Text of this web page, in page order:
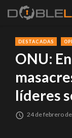
DESTACADAS
ONU:
líderes
24 de febrero